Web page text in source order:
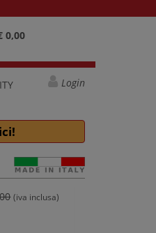
0,00
Login
(iva inclusa)